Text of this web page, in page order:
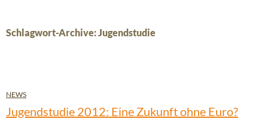
Schlagwort-Archive: Jugendstudie
NEWS
Jugendstudie 2012: Eine Zukunft ohne Euro?